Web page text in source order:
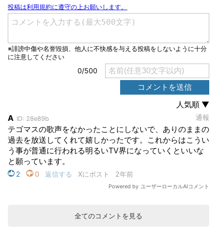
全てのコメントを見る